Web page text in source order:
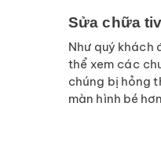
Sửa chữa
Như quý khách
thể xem các
chúng bị hỏng
màn hình bé